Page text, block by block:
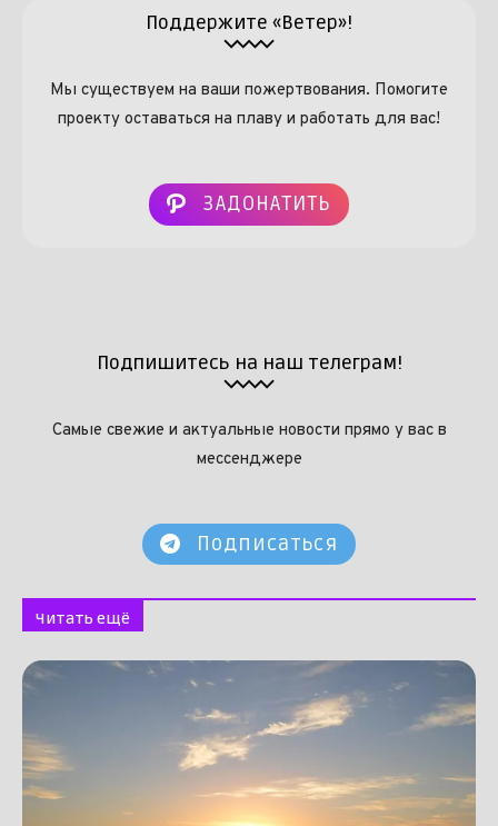
Поддержите «Ветер»!
Мы существуем на ваши пожертвования. Помогите
проекту оставаться на плаву и работать для вас!
ЗАДОНАТИТЬ
Подпишитесь на наш телеграм!
Самые свежие и актуальные новости прямо у вас в
мессенджере
Подписаться
Читать ещё